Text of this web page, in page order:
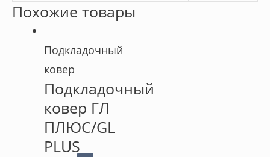
Похожие товары
Подкладочный
ковер
Подкладочный
ковер ГЛ
ПЛЮС/GL
PLUS